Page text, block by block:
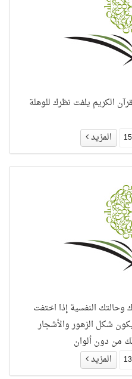
الكريم يلفت نظرك للوهلة
المزيد
النفسية إذا اختفت
شكل الزهور والأشجار
من دون ألوان
المزيد